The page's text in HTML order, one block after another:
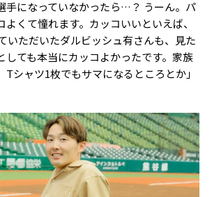
手になっていなかったら…？ うーん。パ
くて憧れます。カッコいいといえば、
いただいたダルビッシュ有さんも、見た
しても本当にカッコよかったです。家族
Tシャツ1枚でもサマになるところとか」